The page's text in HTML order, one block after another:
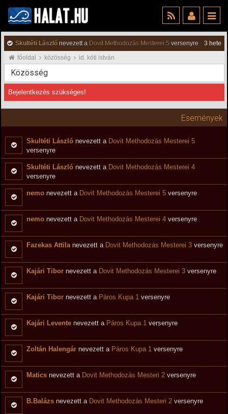
Skultéti László nevezett a Dovit Methodozás Mesterei 5 versenyre
3 hete
főoldal
közösség id. kóti istván
Közösség
Bejelentkezés szükséges!
Események
Skultéti László nevezett a Dovit Methodozás Mesterei 5
versenyre
Skultéti László nevezett a Dovit Methodozás Mesterei 4
versenyre
nemo nevezett a Dovit Methodozás Mesterei 5 versenyre
nemo nevezett a Dovit Methodozás Mesterei 4 versenyre
Fazekas Attilanevezett a Dovit Methodozás Mesterei 3 versenyre
Kajári Tibor nevezett a Dovit Methodozás Mesterei 3 versenyre
Kajári Tibor nevezett a Páros Kupa 1 versenyre
Kajári Levente nevezett a Páros Kupa 1 versenyre
Zoltán Halengár nevezett a Páros Kupa 1 versenyre
Matics nevezett a Dovit Methodozás Mesteri 2 versenyre
B.Balázs nevezett a Dovit Methodozás Mesteri 2 versenyre